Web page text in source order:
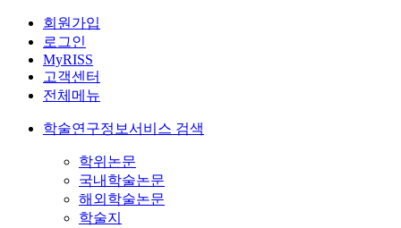
회원가입
로그인
MyRISS
고객센터
전체메뉴
학술연구정보서비스 검색
학위논문
국내학술논문
해외학술논문
학술지